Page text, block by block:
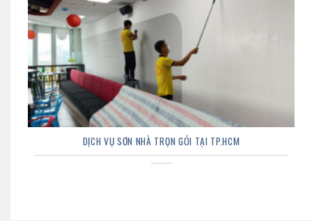
DỊCH VỤ SƠN NHÀ TRỌN GÓI TẠI TP.HCM